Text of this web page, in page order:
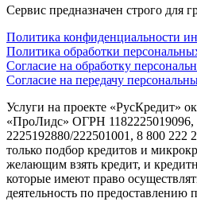
Сервис предназначен строго для
Политика конфиденциальности
Политика обработки
Согласие на обработку
Согласие на передачу
Услуги на проекте «РусКредит»
«ПроЛидс» ОГРН
2225192880/222501001, 8 800 222
только подбор кредитов и
желающим взять кредит, и
которые имеют право
деятельность по предоставлению